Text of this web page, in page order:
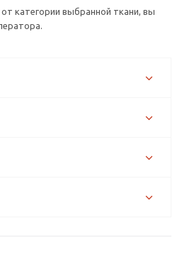
категории выбранной ткани, вы